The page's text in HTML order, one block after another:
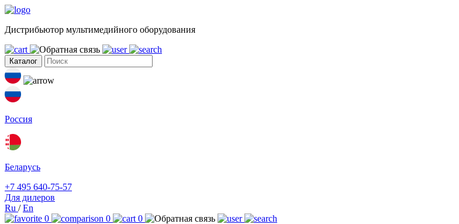
Дистрибьютор мультимедийного оборудования
Каталог
Россия
Беларусь
+7 495 640-75-57
Для дилеров
Ru /En
0
0
0